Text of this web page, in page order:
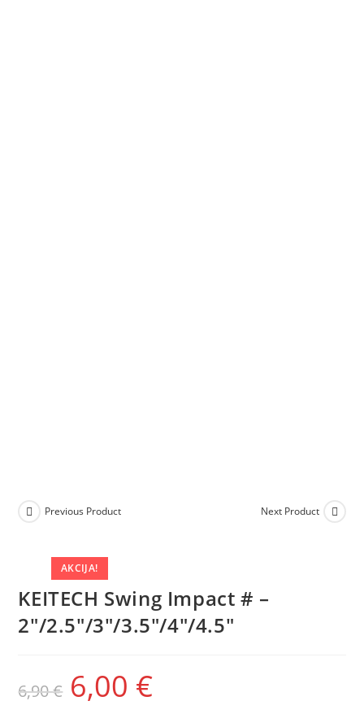
AKCIJA!
Previous Product Next Product
KEITECH Swing Impact # –
2″/2.5″/3″/3.5″/4″/4.5″
6,90€ 6,00 €